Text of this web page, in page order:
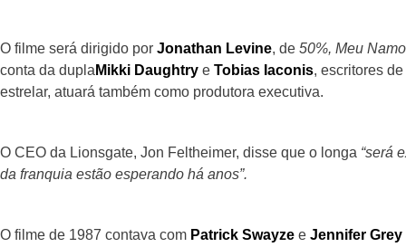
O filme será dirigido por Jonathan Levine, de 50%, Meu
conta da dupla Mikki Daughtry e Tobias Iaconis, escritores de
estrelar, atuará também como produtora executiva.
O CEO da Lionsgate, Jon Feltheimer, disse que o longa “será
da franquia estão esperando há anos”.
O filme de 1987 contava com Patrick Swayze e Jennifer Grey